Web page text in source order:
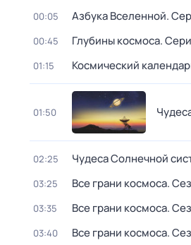
00:05 Азбука Вселенной.
00:45 Глубины космоса.
01:15 Космический
01:50
02:25 Чудеса Солнечной
03:25 Все грани космоса.
03:35 Все грани космоса.
03:40 Все грани космоса.